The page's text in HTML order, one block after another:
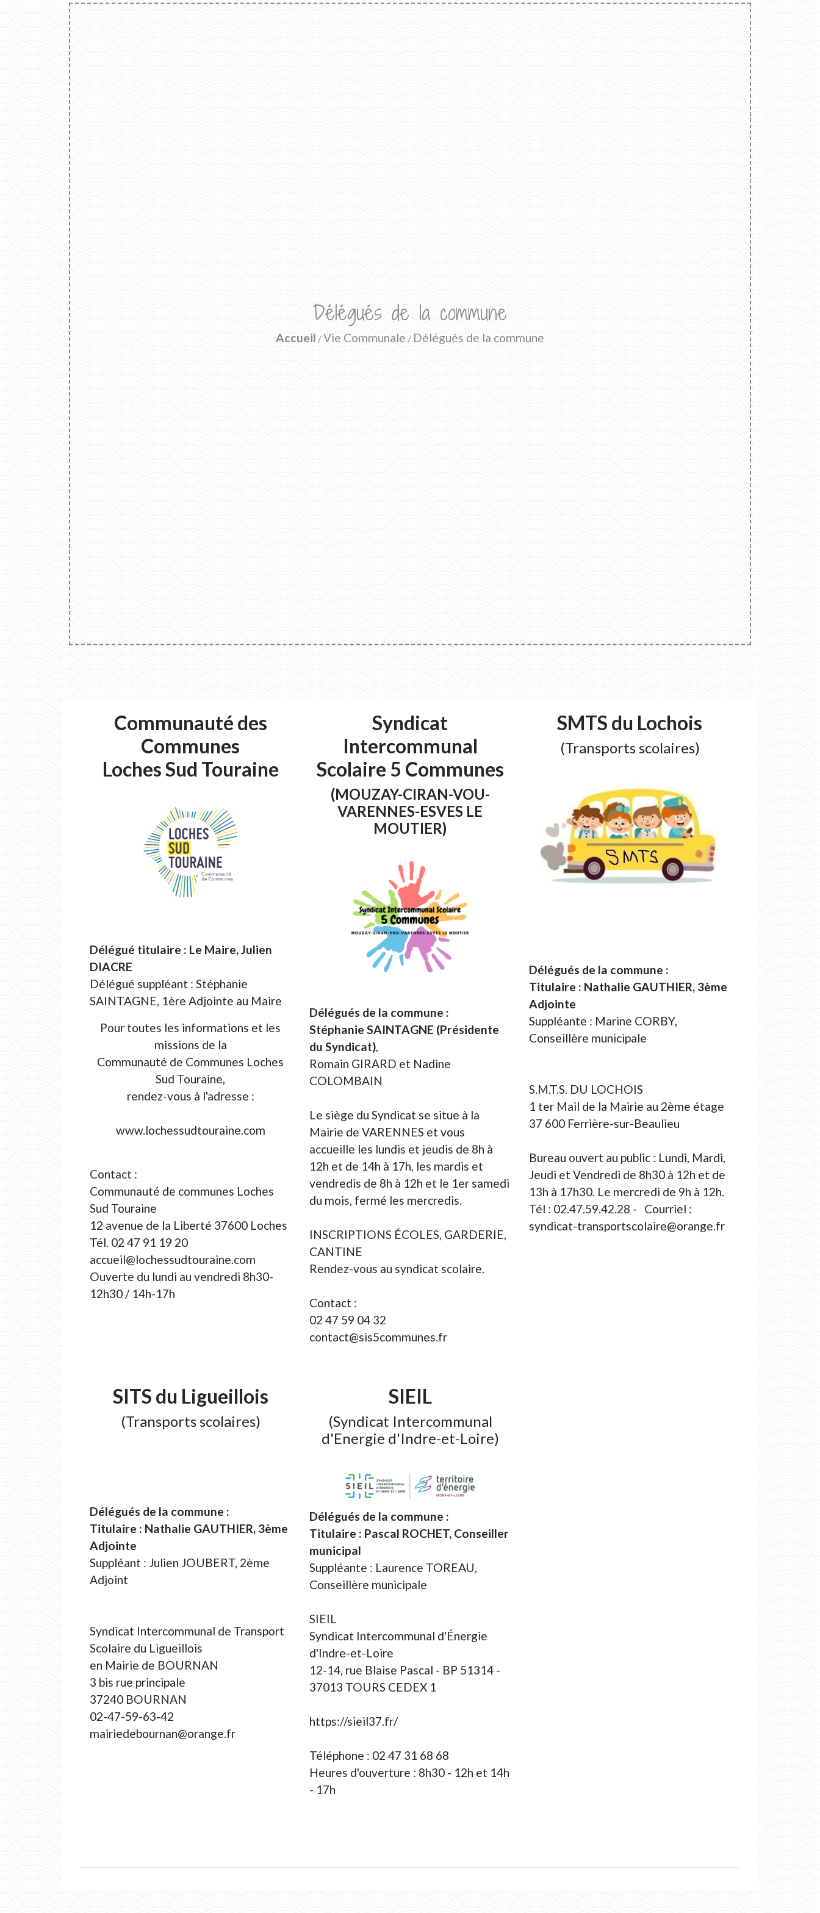
Délégués de la commune
Accueil /Vie Communale / Délégués de la commune
Communauté des
Communes
Loches Sud Touraine
Délégué titulaire : Le Maire, Julien
DIACRE
Délégué suppléant : Stéphanie
SAINTAGNE, 1ère Adjointe au Maire
Pour toutes les informations et les
missions de la
Communauté de Communes Loches
Sud Touraine,
rendez-vous à l'adresse :
www.lochessudtouraine.com
Contact :
Communauté de communes Loches
Sud Touraine
12 avenue de la Liberté 37600 Loches
Tél. 02 47 91 19 20
accueil@lochessudtouraine.com
Ouverte du lundi au vendredi 8h30-
12h30 / 14h-17h
Syndicat
Intercommunal
Scolaire 5 Communes
(MOUZAY-CIRAN-VOU-
VARENNES-ESVES LE
MOUTIER)
Délégués de la commune :
Stéphanie SAINTAGNE (Présidente
du Syndicat),
Romain GIRARD et Nadine
COLOMBAIN
Le siège du Syndicat se situe à la
Mairie de VARENNES et vous
accueille les lundis et jeudis de 8h à
12h et de 14h à 17h, les mardis et
vendredis de 8h à 12h et le 1er samedi
du mois, fermé les mercredis.
INSCRIPTIONS ÉCOLES, GARDERIE,
CANTINE
Rendez-vous au syndicat scolaire.
Contact :
02 47 59 04 32
contact@sis5communes.fr
SMTS du Lochois
(Transports scolaires)
Délégués de la commune :
Titulaire : Nathalie GAUTHIER, 3ème
Adjointe
Suppléante : Marine CORBY,
Conseillère municipale
S.M.T.S. DU LOCHOIS
1 ter Mail de la Mairie au 2ème étage
37 600 Ferrière-sur-Beaulieu
Bureau ouvert au public : Lundi, Mardi,
Jeudi et Vendredi de 8h30 à 12h et de
13h à 17h30. Le mercredi de 9h à 12h.
Tél : 02.47.59.42.28 - Courriel :
syndicat-transportscolaire@orange.fr
SITS du Ligueillois
(Transports scolaires)
Délégués de la commune :
Titulaire : Nathalie GAUTHIER, 3ème
Adjointe
Suppléant : Julien JOUBERT, 2ème
Adjoint
Syndicat Intercommunal de Transport
Scolaire du Ligueillois
en Mairie de BOURNAN
3 bis rue principale
37240 BOURNAN
02-47-59-63-42
mairiedebournan@orange.fr
SIEIL
(Syndicat Intercommunal
d'Energie d'Indre-et-Loire)
Délégués de la commune :
Titulaire : Pascal ROCHET, Conseiller
municipal
Suppléante : Laurence TOREAU,
Conseillère municipale
SIEIL
Syndicat Intercommunal d'Énergie
d'Indre-et-Loire
12-14, rue Blaise Pascal - BP 51314 -
37013 TOURS CEDEX 1
https://sieil37.fr/
Téléphone : 02 47 31 68 68
Heures d'ouverture : 8h30 - 12h et 14h
- 17h